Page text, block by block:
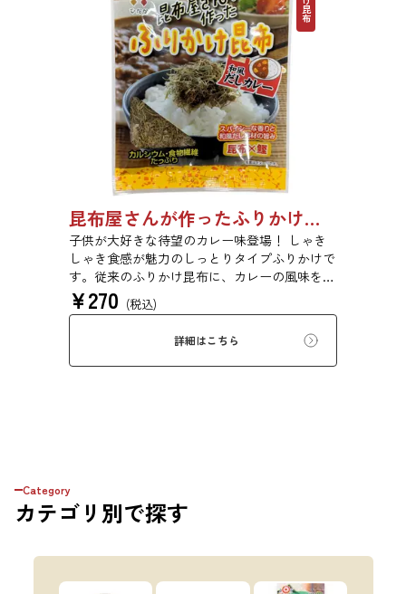
昆布屋さんが作ったふりかけ昆布和風だしカレー 30g 単品 5袋セット 20袋セット 6988
子供が大好きな待望のカレー味登場！ しゃき
しゃき食感が魅力のしっとりタイプふりかけで
す。従来のふりかけ昆布に、カレーの風味を加
えました。さらに、鰹といった他の和風だし原
料も加え、だしカレー風に仕上げました。昆布
¥270 (税込)
詳細はこちら
Category
カテゴリ 別で探す